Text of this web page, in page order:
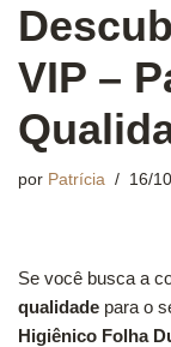
VIP –
por Patrícia 16/
Se você busca a
qualidade para o
Higiênico Folha